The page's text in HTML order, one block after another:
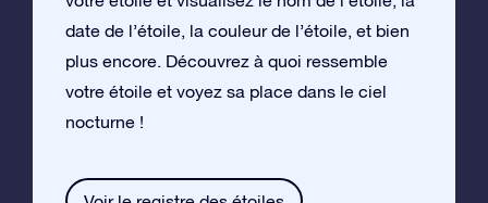
date de l’étoile, la couleur de l’étoile, et bien
plus encore. Découvrez à quoi ressemble
votre étoile et voyez sa place dans le ciel
nocturne !